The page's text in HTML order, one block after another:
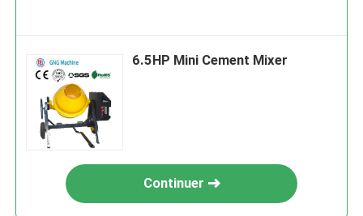
6.5HP Mini Cement Mixer
Continuer